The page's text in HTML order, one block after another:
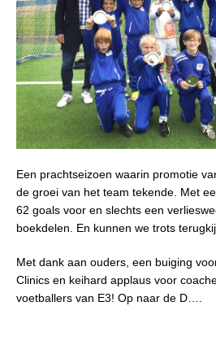
Een prachtseizoen waarin promotie
de groei van het team tekende. Met
62 goals voor en slechts een
boekdelen. En kunnen we trots
Met dank aan ouders, een buiging
Clinics en keihard applaus voor
voetballers van E3! Op naar de D….